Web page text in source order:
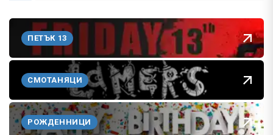
ПЕТЪК 13
СМОТАНЯЦИ
РОЖДЕННИЦИ